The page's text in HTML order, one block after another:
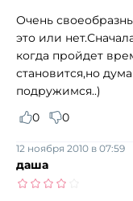
Очень
это или
когда пройдет
становится,но
подружимся..)
0
0
даша
12 ноября 2010 в 07:59